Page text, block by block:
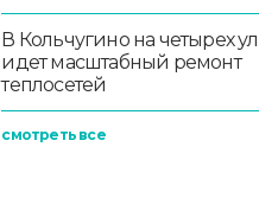
В Кольчугино на четырех
идет масштабный ремонт
теплосетей
смотреть все